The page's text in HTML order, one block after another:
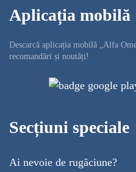
Aplicația mobilă
Descarcă aplicația mobilă „Alfa
recomandări și noutăți!
Secțiuni speciale
Ai nevoie de rugăciune?